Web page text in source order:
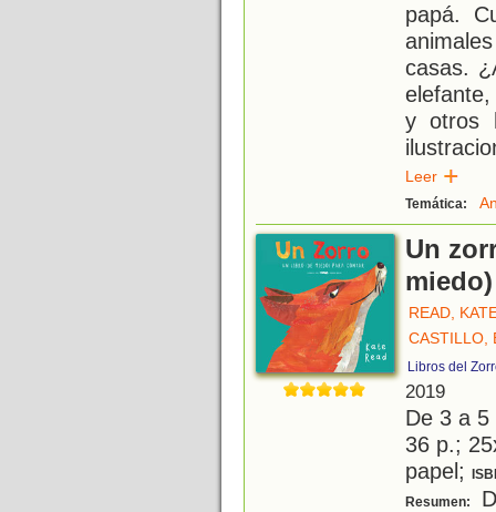
papá.
casas.
y otros
Leer
Temática:
Un
READ,
CASTILLO,
Libros del
2019
De 3 a
36 p.;
papel;
Resumen: